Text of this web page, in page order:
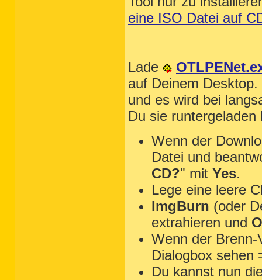
eine ISO Datei auf
Lade
auf Deinem Desktop.
und es wird bei
Du sie runtergeladen
Wenn der
Datei und
CD?" mit Yes.
Lege eine leere
ImgBurn (oder
extrahieren und
Wenn der
Dialogbox sehen
Du kannst nun